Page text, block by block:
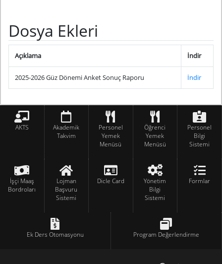
Dosya Ekleri
Açıklama İndir
2025-2026 Güz Dönemi Anket Sonuç Raporu İndir
AKTS
Akademik
Takvim
Personel
Yemek
Menüsü
Öğrenci
Yemek
Menüsü
Personel
Bilgi
Sistemi
İşçi Maaş
Bordroları
Lojman
Başvuru
Sistemi
Dicle Card
Yönetim
Bilgi
Sistemi
Formlar
Ek Ders Otomasyonu Program Değerlendirme